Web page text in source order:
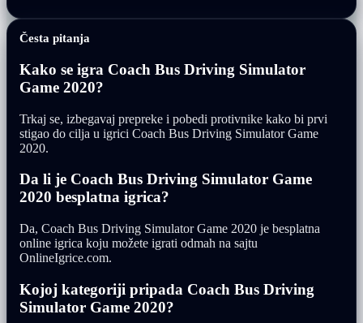
Česta pitanja
Kako se igra Coach Bus Driving Simulator
Game 2020?
Trkaj se, izbegavaj prepreke i pobedi protivnike kako bi prvi
stigao do cilja u igrici Coach Bus Driving Simulator Game
2020.
Da li je Coach Bus Driving Simulator Game
2020 besplatna igrica?
Da, Coach Bus Driving Simulator Game 2020 je besplatna
online igrica koju možete igrati odmah na sajtu
OnlineIgrice.com.
Kojoj kategoriji pripada Coach Bus Driving
Simulator Game 2020?